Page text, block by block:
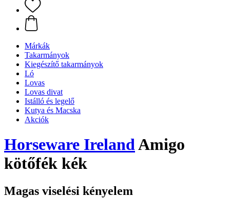
Márkák
Takarmányok
Kiegészítő takarmányok
Ló
Lovas
Lovas divat
Istálló és legelő
Kutya és Macska
Akciók
Horseware IrelandAmigo
kötőfék kék
Magas viselési kényelem